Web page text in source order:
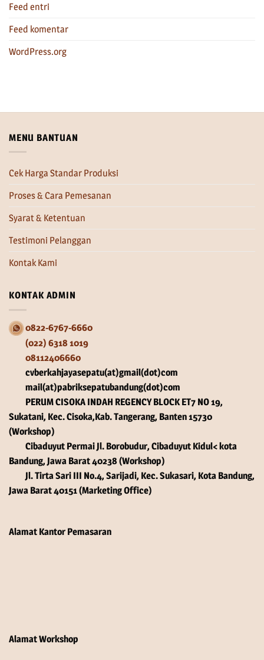
Feed entri
Feed komentar
WordPress.org
MENU BANTUAN
Cek Harga Standar Produksi
Proses & Cara Pemesanan
Syarat & Ketentuan
Testimoni Pelanggan
Kontak Kami
KONTAK ADMIN
0822-6767-6660
(022) 6318 1019
08112406660
cvberkahjayasepatu(at)gmail(dot)com
mail(at)pabriksepatubandung(dot)com
PERUM CISOKA INDAH REGENCY BLOCK ET7 NO 19,
Sukatani, Kec. Cisoka,Kab. Tangerang, Banten 15730
(Workshop)
Cibaduyut Permai Jl. Borobudur, Cibaduyut Kidul< kota
Bandung, Jawa Barat 40238 (Workshop)
Jl. Tirta Sari III No.4, Sarijadi, Kec. Sukasari, Kota Bandung,
Jawa Barat 40151 (Marketing Office)
Alamat Kantor Pemasaran
Alamat Workshop